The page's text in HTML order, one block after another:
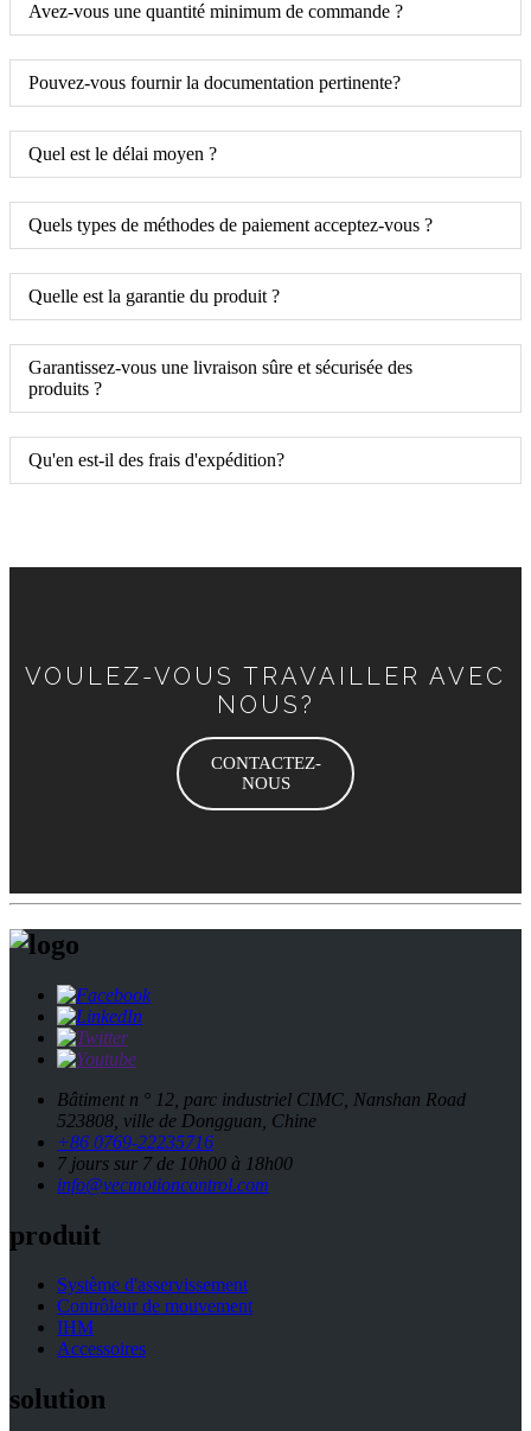
Avez-vous une quantité minimum de commande ?
Pouvez-vous fournir la documentation pertinente?
Quel est le délai moyen ?
Quels types de méthodes de paiement acceptez-vous ?
Quelle est la garantie du produit ?
Garantissez-vous une livraison sûre et sécurisée des
produits ?
Qu'en est-il des frais d'expédition?
VOULEZ-VOUS TRAVAILLER AVEC
NOUS?
CONTACTEZ-
NOUS
Bâtiment n ° 12, parc industriel CIMC, Nanshan Road
523808, ville de Dongguan, Chine
+86 0769-22235716
7 jours sur 7 de 10h00 à 18h00
info@vecmotioncontrol.com
produit
Système d'asservissement
Contrôleur de mouvement
IHM
Accessoires
solution